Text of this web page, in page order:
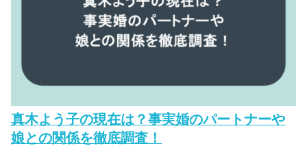
真木よう子の現在は？事実婚のパートナーや
娘との関係を徹底調査！